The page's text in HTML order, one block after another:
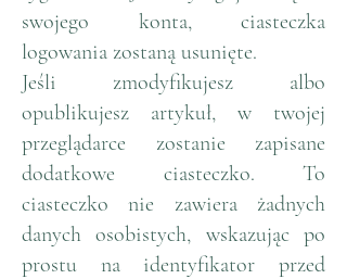
swojego konta, ciasteczka
logowania zostaną usunięte.
Jeśli zmodyfikujesz albo
opublikujesz artykuł, w twojej
przeglądarce zostanie zapisane
dodatkowe ciasteczko. To
ciasteczko nie zawiera żadnych
danych osobistych, wskazując po
prostu na identyfikator przed